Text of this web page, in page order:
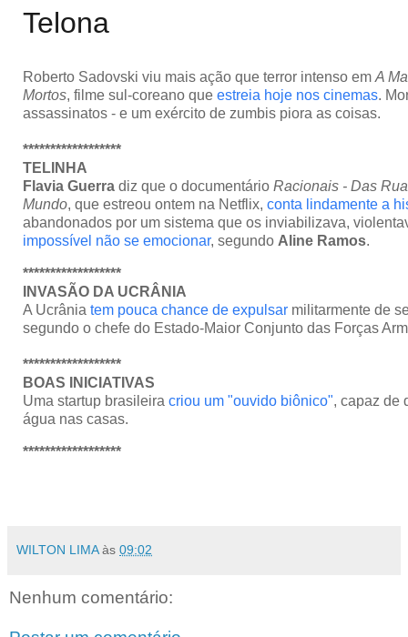
Telona
Roberto Sadovski viu mais ação que terror intenso emA
Mortos, filme sul-coreano que estreia hoje nos cinemas.
assassinatos - e um exército de zumbis piora as coisas.
******************
TELINHA
Flavia Guerra diz que o documentário Racionais - Das
Mundo, que estreou ontem na Netflix, conta lindamente a
abandonados por um sistema que os inviabilizava,
impossível não se emocionar, segundo Aline Ramos.
******************
INVASÃO DA UCRÂNIA
A Ucrânia tem pouca chance de expulsar militarmente de
segundo o chefe do Estado-Maior Conjunto das Forças
******************
BOAS INICIATIVAS
Uma startup brasileira criou um "ouvido biônico", capaz de
água nas casas.
******************
WILTON LIMA às 09:02
Nenhum comentário: